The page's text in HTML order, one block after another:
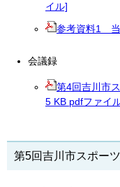
イル]
参考資料1 当
会議録
第4回吉川市
5 KB pdfファイ
第5回吉川市スポー